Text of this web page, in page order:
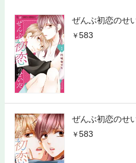
ぜんぶ初恋のせ
583
ぜんぶ初恋のせ
583